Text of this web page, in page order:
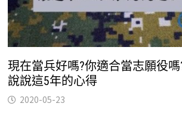
現在當兵好嗎?你適合當志願役
說說這5年的心得
2020-05-23